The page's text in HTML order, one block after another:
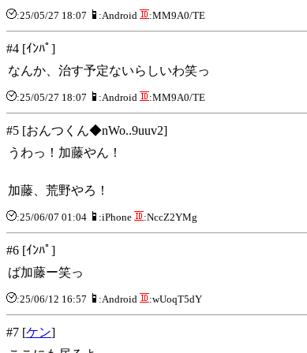
:25/05/27 18:07 :Android :MM9A0/TE
#4 [ｲﾝﾊﾟ]
なんか、治す予定ないらしいわ笑っ
:25/05/27 18:07 :Android :MM9A0/TE
#5 [おんつくん◆nWo..9uuv2]
うわっ！加藤やん！
加藤、荒野やろ！
:25/06/07 01:04 :iPhone :NccZ2YMg
#6 [ｲﾝﾊﾟ]
ば加藤ー笑っ
:25/06/12 16:57 :Android :wUoqT5dY
#7 [ケン]